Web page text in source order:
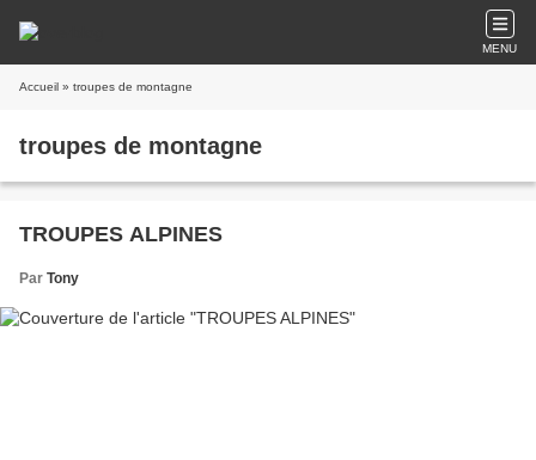
MENU
Accueil » troupes de montagne
troupes de montagne
TROUPES ALPINES
Par Tony